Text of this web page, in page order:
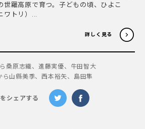
世羅高原で育つ。子どもの頃、ひよこ
ワトリ）...
詳しく見る
桑原志織、進藤実優、牛田智大
ら山縣美季、西本裕矢、島田隼
シェアする